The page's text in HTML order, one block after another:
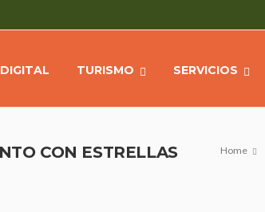
TURISMO SERVICIOS
Home
CON ESTRELLAS